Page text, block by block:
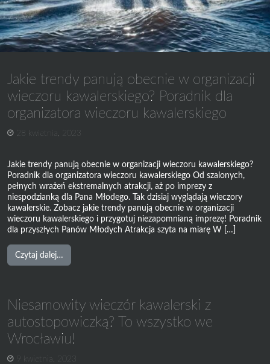
Jakie trendy panują obecnie w organizacji
wieczoru kawalerskiego? Poradnik dla
organizatora wieczoru kawalerskiego
28 kwietnia, 2023
Jakie trendy panują obecnie w organizacji wieczoru kawalerskiego?
Poradnik dla organizatora wieczoru kawalerskiego Od szalonych,
pełnych wrażeń ekstremalnych atrakcji, aż po imprezy z
niespodzianką dla Pana Młodego. Tak dzisiaj wyglądają wieczory
kawalerskie. Zobacz jakie trendy panują obecnie w organizacji
wieczoru kawalerskiego i przygotuj niezapomnianą imprezę! Poradnik
dla przyszłych Panów Młodych Atrakcja szyta na miarę W […]
Czytaj dalej…
Jakie
obecnie
w
wieczoru
Niesamowity wieczór kawalerski z
autostopowiczką? To wszystko we
Wrocławiu!
9 kwietnia, 2023